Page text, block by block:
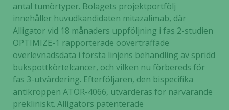
antal tumörtyper. Bolagets projektportfölj
innehåller huvudkandidaten mitazalimab, där
Alligator vid 18 månaders uppföljning i fas 2-studien
OPTIMIZE-1 rapporterade oöverträffade
överlevnadsdata i första linjens behandling av spridd
bukspottkörtelcancer, och vilken nu förbereds för
fas 3-utvärdering. Efterföljaren, den bispecifika
antikroppen ATOR-4066, utvärderas för närvarande
prekliniskt. Alligators patenterade